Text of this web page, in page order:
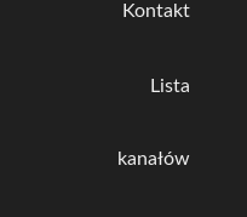
Kontakt
Lista
kanałów